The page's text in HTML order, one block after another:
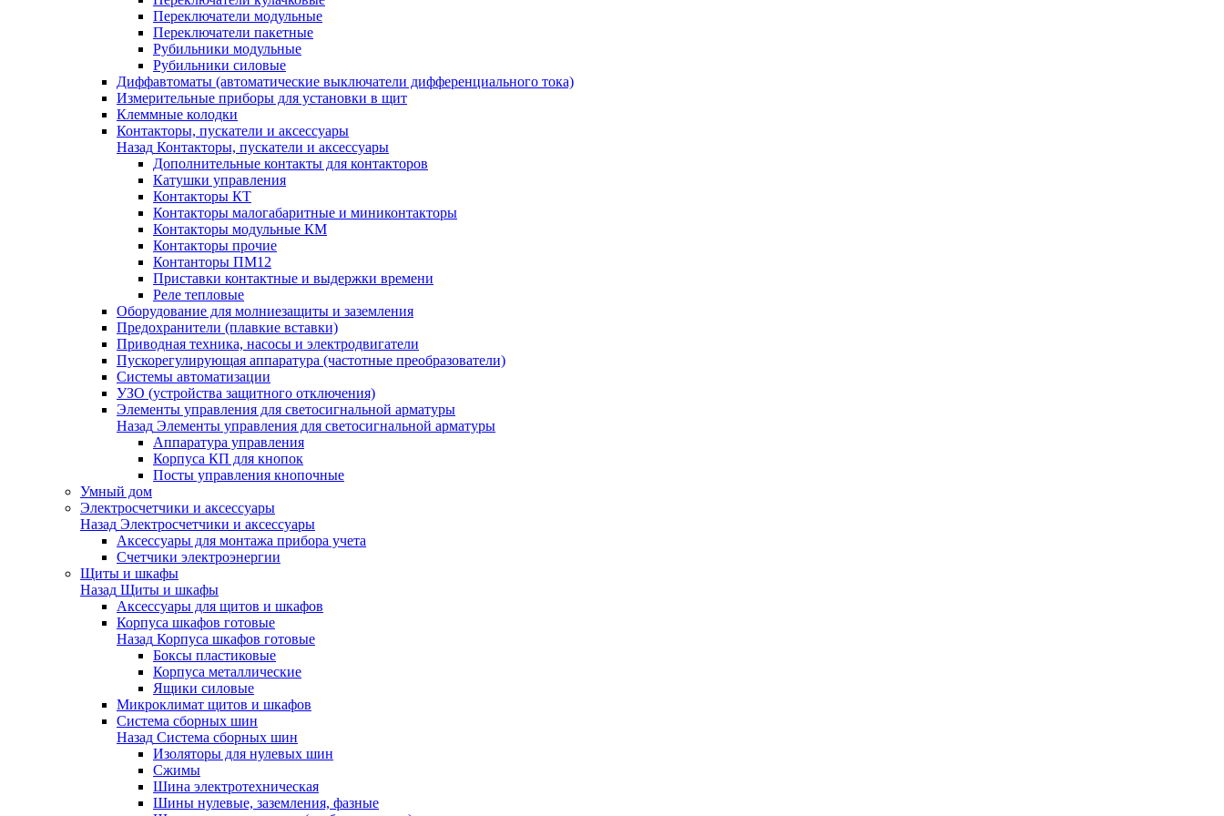
Переключатели модульные
Переключатели пакетные
Рубильники модульные
Рубильники силовые
Диффавтоматы (автоматические выключатели дифференциального тока)
Измерительные приборы для установки в щит
Клеммные колодки
Контакторы, пускатели и аксессуары
Назад Контакторы, пускатели и аксессуары
Дополнительные контакты для контакторов
Катушки управления
Контакторы КТ
Контакторы малогабаритные и миниконтакторы
Контакторы модульные КМ
Контакторы прочие
Контанторы ПМ12
Приставки контактные и выдержки времени
Реле тепловые
Оборудование для молниезащиты и заземления
Предохранители (плавкие вставки)
Приводная техника, насосы и электродвигатели
Пускорегулирующая аппаратура (частотные преобразователи)
Системы автоматизации
УЗО (устройства защитного отключения)
Элементы управления для светосигнальной арматуры
Назад Элементы управления для светосигнальной арматуры
Аппаратура управления
Корпуса КП для кнопок
Посты управления кнопочные
Умный дом
Электросчетчики и аксессуары
Назад Электросчетчики и аксессуары
Аксессуары для монтажа прибора учета
Счетчики электроэнергии
Щиты и шкафы
Назад Щиты и шкафы
Аксессуары для щитов и шкафов
Корпуса шкафов готовые
Назад Корпуса шкафов готовые
Боксы пластиковые
Корпуса металлические
Ящики силовые
Микроклимат щитов и шкафов
Система сборных шин
Назад Система сборных шин
Изоляторы для нулевых шин
Сжимы
Шина электротехническая
Шины нулевые, заземления, фазные